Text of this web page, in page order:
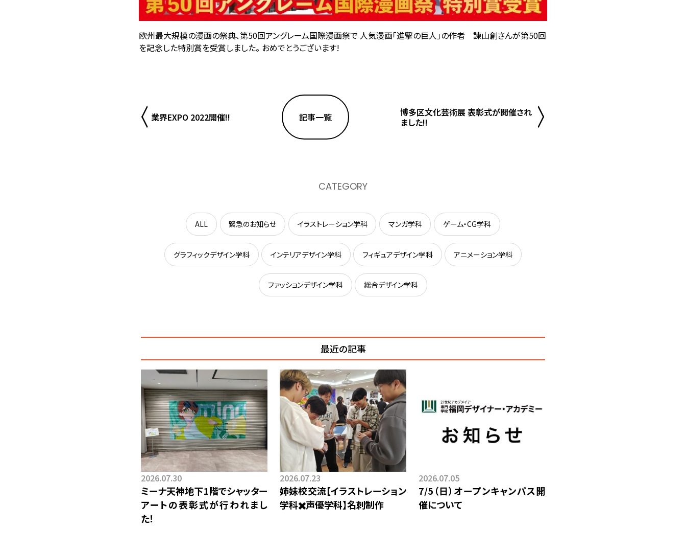
欧州最大規模の漫画の祭典、第50回アングレーム国際漫画祭で 人気漫画「進撃の巨人」の作者 諫山創さんが第50回
を記念した特別賞を受賞しました。 おめでとうございます!
業界EXPO 2022開催!! 記事一覧
博多区文化芸術展 表彰式が開催され
ました!!
CATEGORY
ALL 緊急のお知らせ イラストレーション学科 マンガ学科 ゲーム・CG学科
グラフィックデザイン学科 インテリアデザイン学科 フィギュアデザイン学科 アニメーション学科
ファッションデザイン学科 総合デザイン学科
最近の記事
ミーナ天神地下1階でシャッター
アートの表彰式が行われまし
た！
2026.07.30
姉妹校交流【イラストレーション
学科✖️声優学科】⁡名刺制作
2026.07.23
7/5（日）オープンキャンパス開
催について
2026.07.05